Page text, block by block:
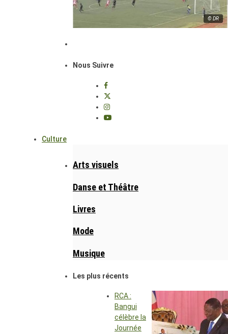
© DR
Nous Suivre
Culture
Arts visuels
Danse et Théâtre
Livres
Mode
Musique
Les plus récents
RCA :
Bangui
célèbre la
Journée